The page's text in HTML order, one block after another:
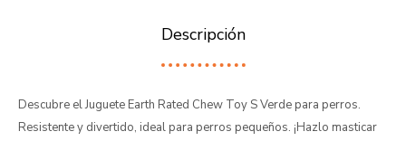
Descripción
Descubre el Juguete Earth Rated Chew Toy S Verde para perros.
Resistente y divertido, ideal para perros pequeños. ¡Hazlo masticar